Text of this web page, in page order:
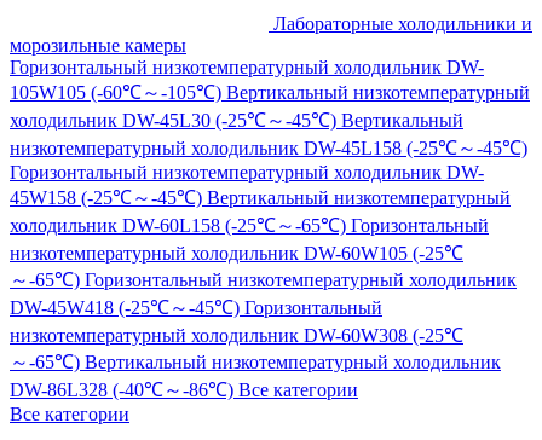
Лабораторные холодильники и
морозильные камеры
Горизонтальный низкотемпературный холодильник DW-
105W105 (-60℃～-105℃) Вертикальный низкотемпературный
холодильник DW-45L30 (-25℃～-45℃) Вертикальный
низкотемпературный холодильник DW-45L158 (-25℃～-45℃)
Горизонтальный низкотемпературный холодильник DW-
45W158 (-25℃～-45℃) Вертикальный низкотемпературный
холодильник DW-60L158 (-25℃～-65℃) Горизонтальный
низкотемпературный холодильник DW-60W105 (-25℃
～-65℃) Горизонтальный низкотемпературный холодильник
DW-45W418 (-25℃～-45℃) Горизонтальный
низкотемпературный холодильник DW-60W308 (-25℃
～-65℃) Вертикальный низкотемпературный холодильник
DW-86L328 (-40℃～-86℃) Все категории
Все категории